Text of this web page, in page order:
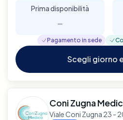
Prima disponibilità
-
Pagamento in sede
Scegli giorno
Coni Zugna
Viale Coni Zugna 23 -